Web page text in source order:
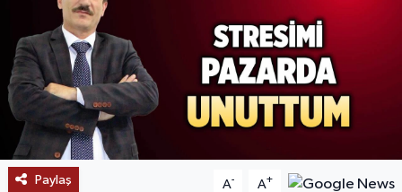
Paylaş A- A+
MAGAZİN
SAĞLIK
EĞİTİM
BÖLGE
Haber Arşivi